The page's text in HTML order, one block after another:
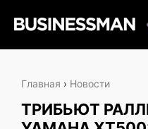
Главная › Новости
ТРИБЬЮТ